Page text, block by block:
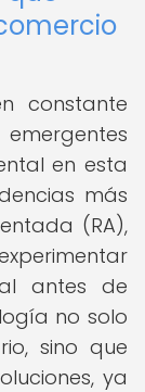
constante
en esta
más
(RA),
antes de
no solo
sino que
ya